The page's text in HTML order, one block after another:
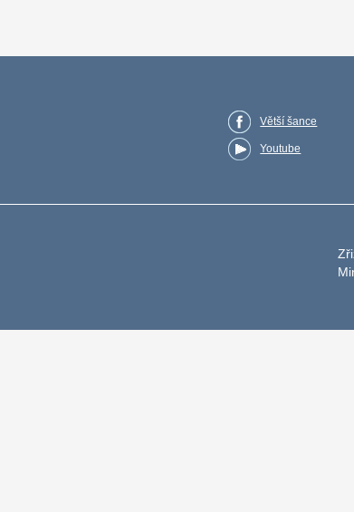
Větší šance
Youtube